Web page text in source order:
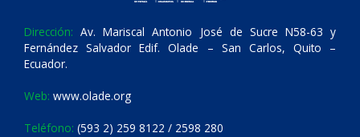
Dirección: Av. Mariscal Antonio José de Sucre N58-63 y
Fernández Salvador Edif. Olade – San Carlos, Quito –
Ecuador.
Web: www.olade.org
Teléfono: (593 2) 259 8122 / 2598 280